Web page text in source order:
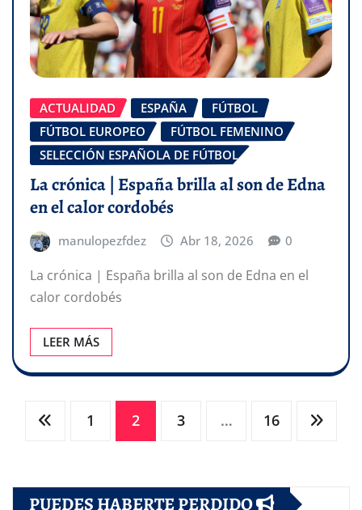
ACTUALIDAD ESPAÑA
FÚTBOL
FÚTBOL EUROPEO
FÚTBOL FEMENINO
SELECCIÓN ESPAÑOLA DE FÚTBOL
La crónica | España brilla al son de Edna
en el calor cordobés
manulopezfdez Abr 18, 2026 0
La crónica | España brilla al son de Edna en el
calor cordobés ​
LEER MÁS
Paginación
1 2 3 … 16
PUEDES HABERTE PERDIDO